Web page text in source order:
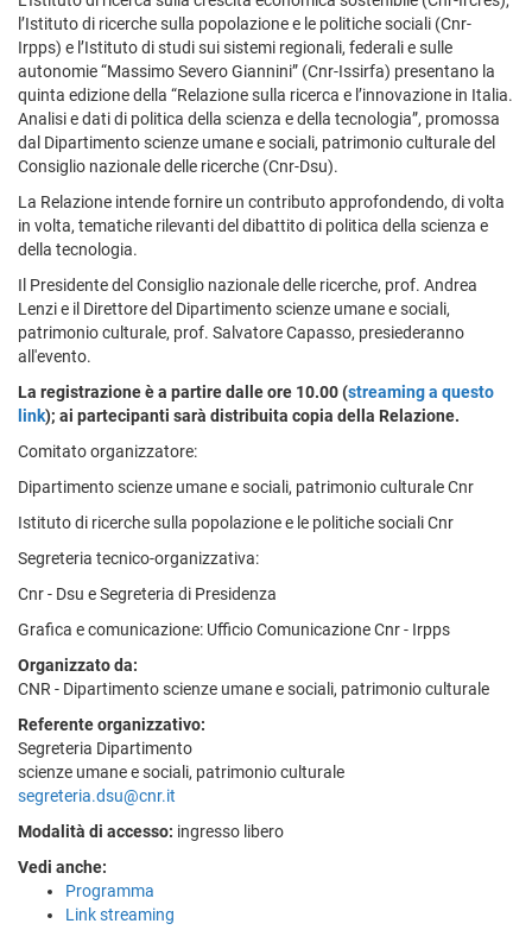
l’Istituto di ricerche sulla popolazione e le politiche sociali (Cnr-
Irpps) e l’Istituto di studi sui sistemi regionali, federali e sulle
autonomie “Massimo Severo Giannini” (Cnr-Issirfa) presentano la
quinta edizione della “Relazione sulla ricerca e l’innovazione in Italia.
Analisi e dati di politica della scienza e della tecnologia”, promossa
dal Dipartimento scienze umane e sociali, patrimonio culturale del
Consiglio nazionale delle ricerche (Cnr-Dsu).
La Relazione intende fornire un contributo approfondendo, di volta
in volta, tematiche rilevanti del dibattito di politica della scienza e
della tecnologia.
Il Presidente del Consiglio nazionale delle ricerche, prof. Andrea
Lenzi e il Direttore del Dipartimento scienze umane e sociali,
patrimonio culturale, prof. Salvatore Capasso, presiederanno
all'evento.
La registrazione è a partire dalle ore 10.00 (streaming a questo
link); ai partecipanti sarà distribuita copia della Relazione.
Comitato organizzatore:
Dipartimento scienze umane e sociali, patrimonio culturale Cnr
Istituto di ricerche sulla popolazione e le politiche sociali Cnr
Segreteria tecnico-organizzativa:
Cnr - Dsu e Segreteria di Presidenza
Grafica e comunicazione: Ufficio Comunicazione Cnr - Irpps
Organizzato da:
CNR - Dipartimento scienze umane e sociali, patrimonio culturale
Referente organizzativo:
Segreteria Dipartimento
scienze umane e sociali, patrimonio culturale
segreteria.dsu@cnr.it
Modalità di accesso: ingresso libero
Vedi anche:
Programma
Link streaming